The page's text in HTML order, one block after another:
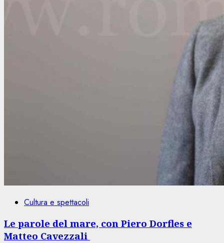
Cultura e spettacoli
Le parole del mare, con Piero Dorfles e
Matteo Cavezzali